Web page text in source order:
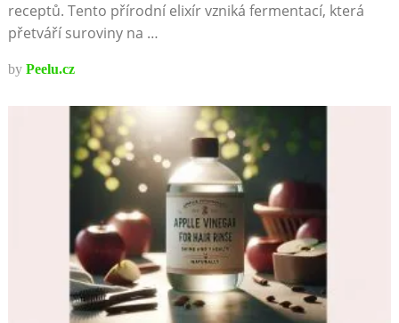
receptů. Tento přírodní elixír vzniká fermentací, která
přetváří suroviny na …
by Peelu.cz